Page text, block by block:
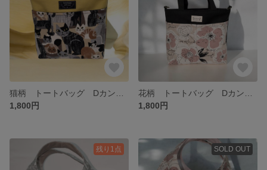
1,800円
1,800円
残り1点 SOLD OUT